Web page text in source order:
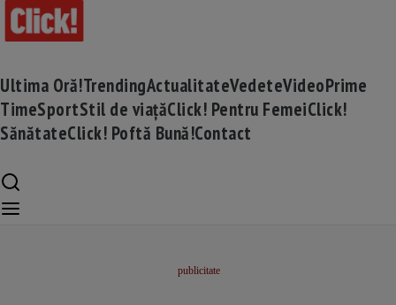
Ultima Oră!TrendingActualitateVedeteVideoPrime
TimeSportStil de viațăClick! Pentru FemeiClick!
SănătateClick! Poftă Bună!Contact